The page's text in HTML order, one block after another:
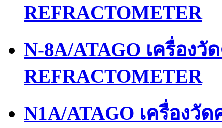
REFRACTOMETER
N-8A/ATAGO เครื่อง
REFRACTOMETER
N1A/ATAGO เครื่องวั